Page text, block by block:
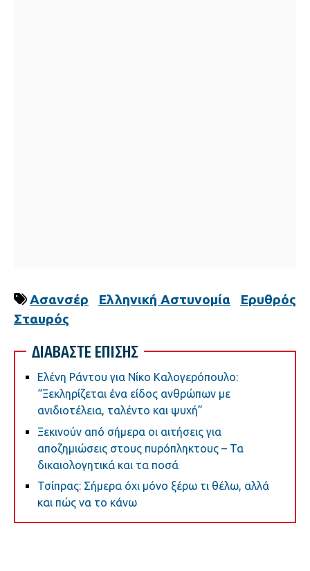
Ασανσέρ Ελληνική Αστυνομία
Ερυθρός
Σταυρός
ΔΙΑΒΑΣΤΕ ΕΠΙΣΗΣ
Ελένη Ράντου για Νίκο Καλογερόπουλο:
“Ξεκληρίζεται ένα είδος ανθρώπων με
ανιδιοτέλεια, ταλέντο και ψυχή”
Ξεκινούν από σήμερα οι αιτήσεις για
αποζημιώσεις στους πυρόπληκτους – Τα
δικαιολογητικά και τα ποσά
Τσίπρας: Σήμερα όχι μόνο ξέρω τι θέλω, αλλά
και πώς να το κάνω